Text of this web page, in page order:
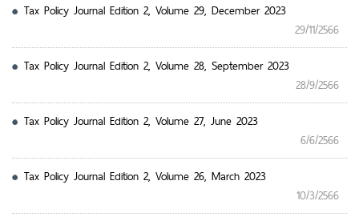
Tax Policy Journal Edition 2, Volume 29, December 2023
29/11/2566
Tax Policy Journal Edition 2, Volume 28, September 2023
28/9/2566
Tax Policy Journal Edition 2, Volume 27, June 2023
6/6/2566
Tax Policy Journal Edition 2, Volume 26, March 2023
10/3/2566